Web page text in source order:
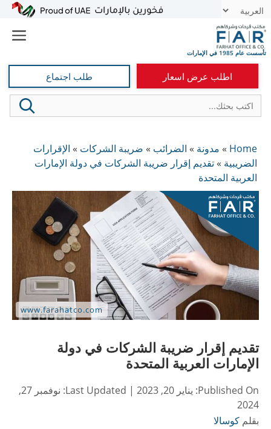
انتقل
المحتوى
اطلب عرض اسعار طلب اجتماع
Home
» مدونة » الضرائب » ضريبة الشركات » الإقرارات
الضريبية » تقديم إقرار ضريبة الشركات في دولة الإمارات
العربية المتحدة
تقديم إقرار ضريبة الشركات في دولة
الإمارات العربية المتحدة
Published On: يناير 20, 2023 | Last Updated:
نوفمبر 27,
2024
بقلم كوسالا